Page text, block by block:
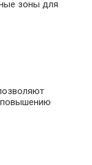
зоны для
повышению